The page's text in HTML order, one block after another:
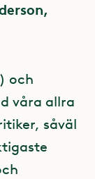
och
våra allra
såväl